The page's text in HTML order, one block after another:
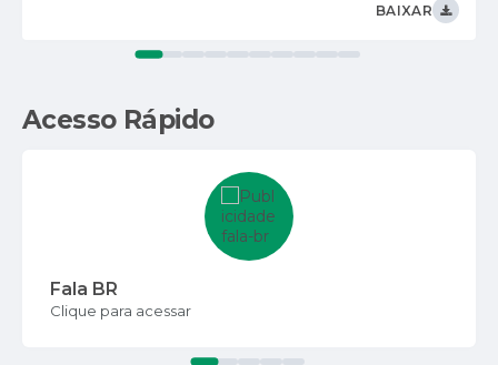
BAIXAR
Acesso Rápido
Fala BR
Clique para acessar